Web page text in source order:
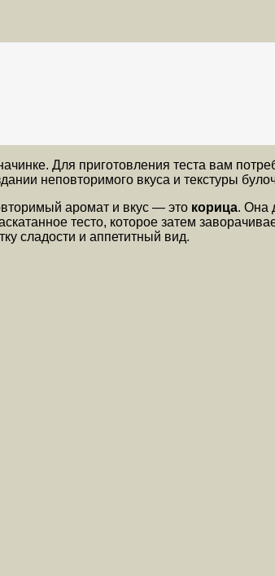
Для приготовления теста вам
неповторимого вкуса и текстуры
аромат и вкус — это корица. Она
тесто, которое затем
сладости и аппетитный вид.